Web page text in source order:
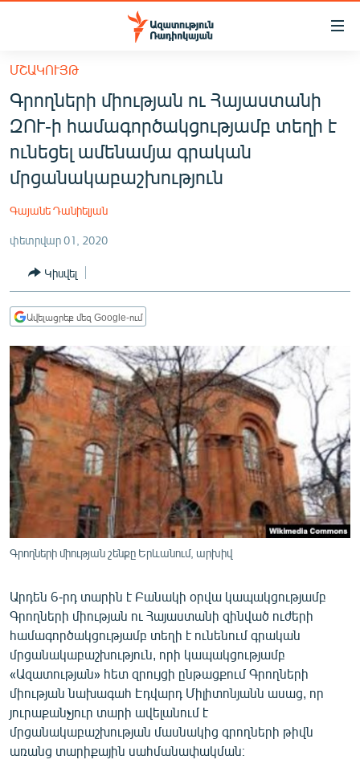
Մատչելիության
հիմնական
բովանդակությանը
Անցնել
հիմնական
մենյուին
Որոնում
ՀԱՅԱՍՏԱՆ
ՔԱՂԱՔԱԿԱՆ
ԸՆՏՐՈՒԹՅՈՒՆՆԵՐ 2026
ՊԱՏԵՐԱԶՄԻ 6 ՇԱԲԱԹՆԵՐԸ
ՏԱՐԱԾԱՇՐՋԱՆ
ՄԻՋԱԶԳԱՅԻՆ
ՄՇԱԿՈՒՅԹ
ՍՊՈՐՏ
ՄԵԿՆԱԲԱՆՈՒԹՅՈՒՆ
ՏՏ ԵՒ ԻՆՏԵՐՆԵՏ
ԿՈՐՈՆԱՎԻՐՈՒՍ
ԱՐԽԻՎ
ԲԱՆԱՎԵՃ
ՁԳՏԵԼՈՎ ԼԱՎԱԳՈՒՅՆԻՆ
ՓՈԴՔԱՍԹ
Հայերեն
English
Русский
ՄՇԱԿՈՒՅԹ
Գրողների միության ու Հայաստանի
ԶՈՒ-ի համագործակցությամբ տեղի է
ունեցել ամենամյա գրական
մրցանակաբաշխություն
Գայանե Դանիելյան
փետրվար 01, 2020
Կիսվել
Ավելացրեք մեզ Google-ում
Գրողների միության շենքը Երևանում, արխիվ
Արդեն 6-րդ տարին է Բանակի օրվա կապակցությամբ
Գրողների միության ու Հայաստանի զինված ուժերի
համագործակցությամբ տեղի է ունենում գրական
մրցանակաբաշխություն, որի կապակցությամբ
«Ազատության» հետ զրույցի ընթացքում Գրողների
միության նախագահ Էդվարդ Միլիտոնյանն ասաց, որ
յուրաքանչյուր տարի ավելանում է
մրցանակաբաշխության մասնակից գրողների թիվն
առանց տարիքային սահմանափակման։